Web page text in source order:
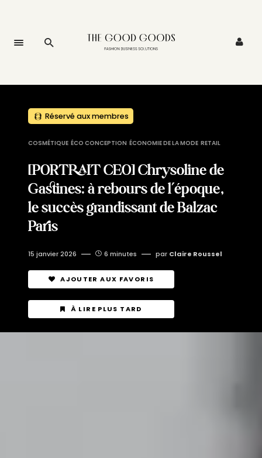
Réservé aux membres
COSMÉTIQUE ÉCO CONCEPTION ÉCONOMIE DE LA MODE RETAIL
[PORTRAIT CEO] Chrysoline de
Gastines: à rebours de l’époque,
le succès grandissant de Balzac
Paris
15 janvier 2026 6 minutes par Claire Roussel
AJOUTER AUX FAVORIS
À LIRE PLUS TARD